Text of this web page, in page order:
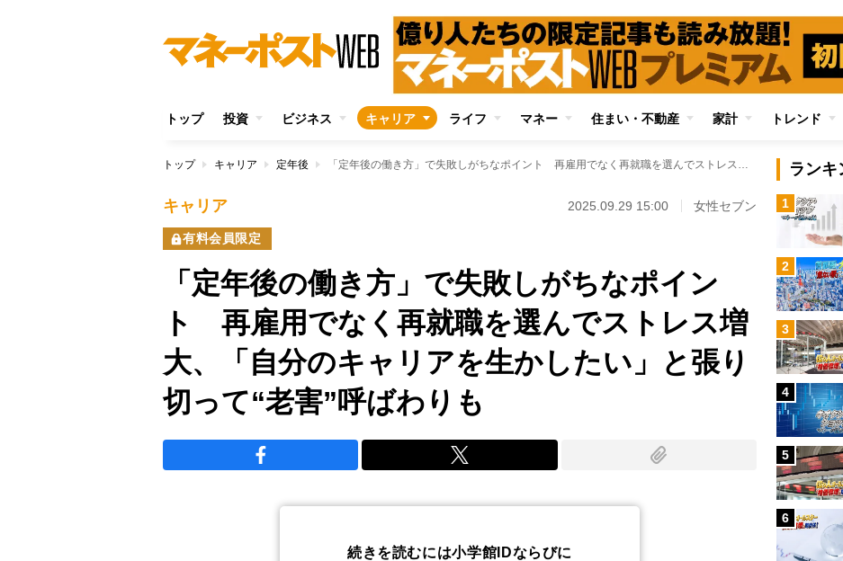
トップ 投資 ビジネス キャリア ライフ マネー 住まい・不動産 家計 トレンド
トップ キャリア 定年後 「定年後の働き方」で失敗しがちなポイント 再雇用でなく再就職を選んでストレス増大、「自分のキャリアを生かしたい」と張り切って“老害”呼ばわりも
キャリア 2025.09.29 15:00 女性セブン
有料会員限定
「定年後の働き方」で失敗しがちなポイン
ト 再雇用でなく再就職を選んでストレス増
大、「自分のキャリアを生かしたい」と張り
切って“老害”呼ばわりも
続きを読むには小学館IDならびに
ランキ
1
2
3
4
5
6